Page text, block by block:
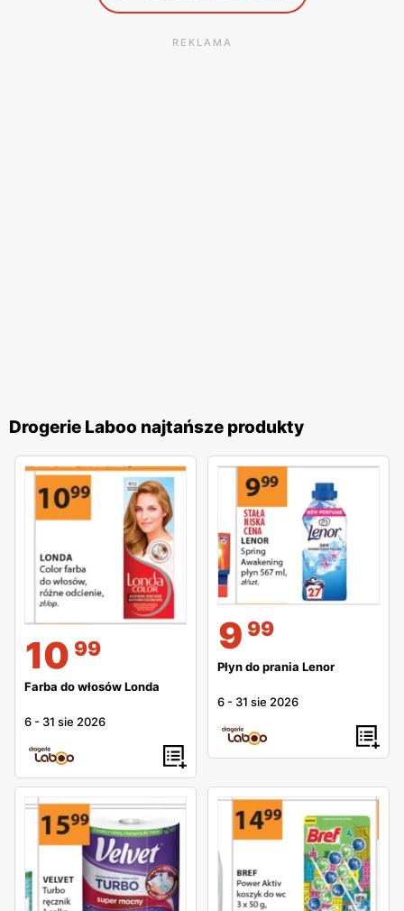
REKLAMA
Drogerie Laboo najtańsze produkty
10 99
Farba do włosów Londa
6 - 31 sie 2026
9 99
Płyn do prania Lenor
6 - 31 sie 2026